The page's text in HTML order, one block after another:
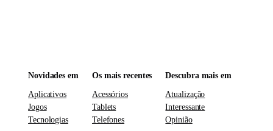
Novidades em
Aplicativos
Jogos
Tecnologias
Os mais recentes
Acessórios
Tablets
Telefones
Descubra mais em
Atualização
Interessante
Opinião